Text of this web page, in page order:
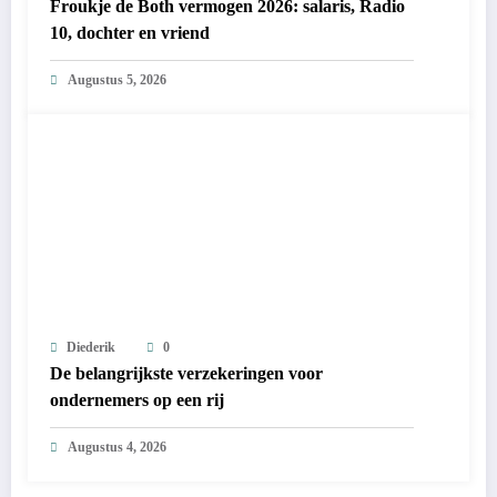
Froukje de Both vermogen 2026: salaris, Radio
10, dochter en vriend
Augustus 5, 2026
Diederik 0
De belangrijkste verzekeringen voor
ondernemers op een rij
Augustus 4, 2026